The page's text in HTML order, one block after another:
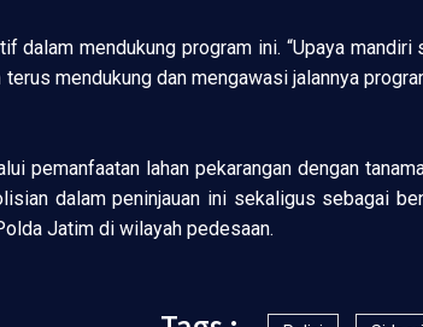
dalam mendukung program ini. “Upaya
mendukung dan mengawasi jalannya
pemanfaatan lahan pekarangan dengan
dalam peninjauan ini sekaligus sebagai
Jatim di wilayah pedesaan.